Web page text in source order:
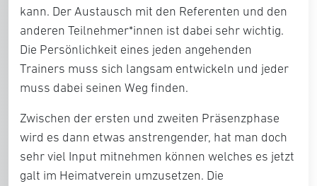
kann. Der Austausch mit den Referenten und den
anderen Teilnehmer*innen ist dabei sehr wichtig.
Die Persönlichkeit eines jeden angehenden
Trainers muss sich langsam entwickeln und jeder
muss dabei seinen Weg finden.
Zwischen der ersten und zweiten Präsenzphase
wird es dann etwas anstrengender, hat man doch
sehr viel Input mitnehmen können welches es jetzt
galt im Heimatverein umzusetzen. Die